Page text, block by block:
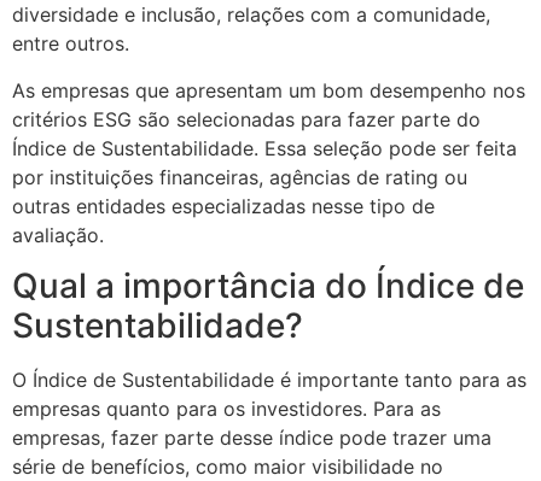
diversidade e inclusão, relações com a comunidade,
entre outros.
As empresas que apresentam um bom desempenho nos
critérios ESG são selecionadas para fazer parte do
Índice de Sustentabilidade. Essa seleção pode ser feita
por instituições financeiras, agências de rating ou
outras entidades especializadas nesse tipo de
avaliação.
Qual a importância do Índice de
Sustentabilidade?
O Índice de Sustentabilidade é importante tanto para as
empresas quanto para os investidores. Para as
empresas, fazer parte desse índice pode trazer uma
série de benefícios, como maior visibilidade no